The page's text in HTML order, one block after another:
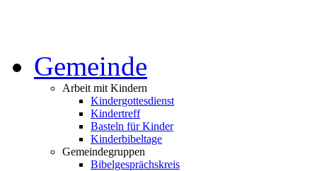
Gemeinde
Arbeit mit Kindern
Kindergottesdienst
Kindertreff
Basteln für Kinder
Kinderbibeltage
Gemeindegruppen
Bibelgesprächskreis